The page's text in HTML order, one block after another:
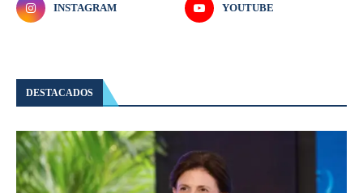
INSTAGRAM YOUTUBE
DESTACADOS